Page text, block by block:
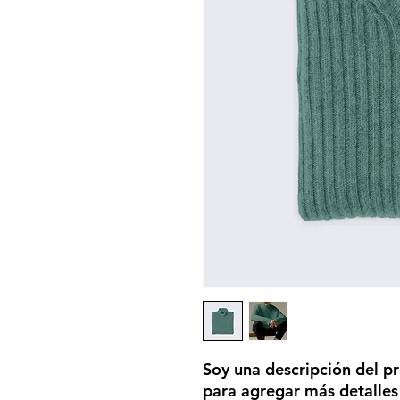
Soy una descripción del
para agregar más